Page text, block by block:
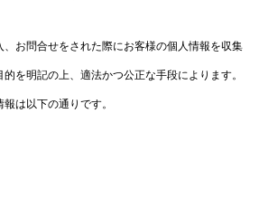
お問合せをされた際にお客様の個人情報を収集
を明記の上、適法かつ公正な手段によります。
は以下の通りです。